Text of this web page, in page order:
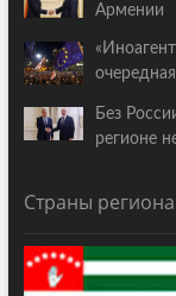
Армении
Без
регионе
Страны региона